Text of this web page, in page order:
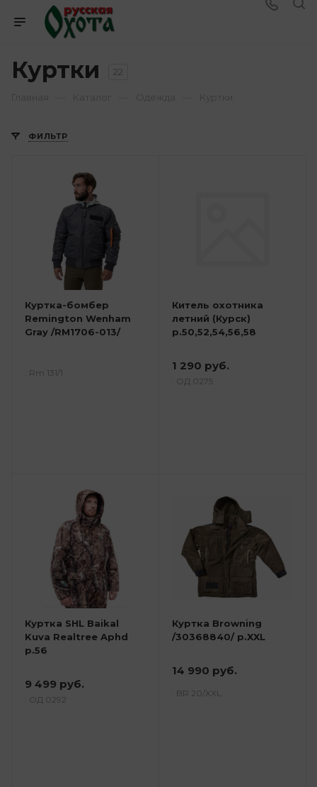
Куртки 22
ФИЛЬТР
Куртка-бомбер
Remington Wenham
Gray /RM1706-013/
: Rm 131/1
Китель охотника
летний (Курск)
р.50,52,54,56,58
1 290 руб.
: ОД 0275
Куртка SHL Baikal
Kuva Realtree Aphd
р.56
9 499 руб.
: ОД 0292
Куртка Browning
/30368840/ р.XXL
14 990 руб.
: BR 20/XXL